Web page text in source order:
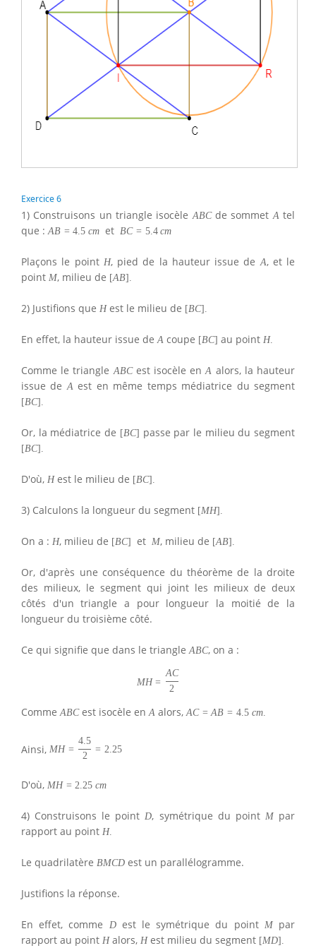
Exercice 6
1) Construisons un triangle isocèleABCde sommetAtel
que :AB = 4.5 cm et BC = 5.4 cm
Plaçons le point H, pied de la hauteur issue deA, et le
point M, milieu de [AB] .
2) Justifions que Hest le milieu de [BC] .
En effet, la hauteur issue deA coupe [BC] au point H.
Comme le triangleABCest isocèle enA alors, la hauteur
issue deAest en même temps médiatrice du segment
[BC] .
Or, la médiatrice de [BC] passe par le milieu du segment
[BC] .
D'où, Hest le milieu de [BC] .
3) Calculons la longueur du segment [MH] .
On a : H, milieu de [BC] et M, milieu de [AB] .
Or, d'après une conséquence du théorème de la droite
des milieux, le segment qui joint les milieux de deux
côtés d'un triangle a pour longueur la moitié de la
longueur du troisième côté.
Ce qui signifie que dans le triangleABC, on a :
MH =
AC
2
Comme ABCest isocèle en A alors, AC = AB = 4.5 cm.
Ainsi, MH =
4.5
2
= 2.25
D'où, MH = 2.25 cm
4) Construisons le pointD, symétrique du point Mpar
rapport au point H.
Le quadrilatère BMCD est un parallélogramme.
Justifions la réponse.
En effet, comme Dest le symétrique du point Mpar
rapport au point Halors, Hest milieu du segment [MD] .